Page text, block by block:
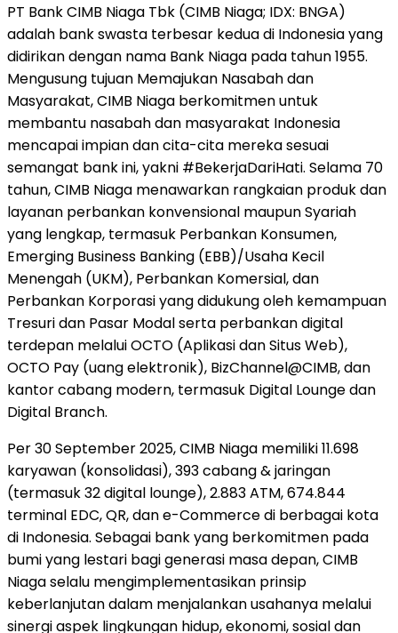
PT Bank CIMB Niaga Tbk (CIMB Niaga; IDX: BNGA)
adalah bank swasta terbesar kedua di Indonesia yang
didirikan dengan nama Bank Niaga pada tahun 1955.
Mengusung tujuan Memajukan Nasabah dan
Masyarakat, CIMB Niaga berkomitmen untuk
membantu nasabah dan masyarakat Indonesia
mencapai impian dan cita-cita mereka sesuai
semangat bank ini, yakni #BekerjaDariHati. Selama 70
tahun, CIMB Niaga menawarkan rangkaian produk dan
layanan perbankan konvensional maupun Syariah
yang lengkap, termasuk Perbankan Konsumen,
Emerging Business Banking (EBB)/Usaha Kecil
Menengah (UKM), Perbankan Komersial, dan
Perbankan Korporasi yang didukung oleh kemampuan
Tresuri dan Pasar Modal serta perbankan digital
terdepan melalui OCTO (Aplikasi dan Situs Web),
OCTO Pay (uang elektronik), BizChannel@CIMB, dan
kantor cabang modern, termasuk Digital Lounge dan
Digital Branch.
Per 30 September 2025, CIMB Niaga memiliki 11.698
karyawan (konsolidasi), 393 cabang & jaringan
(termasuk 32 digital lounge), 2.883 ATM, 674.844
terminal EDC, QR, dan e-Commerce di berbagai kota
di Indonesia. Sebagai bank yang berkomitmen pada
bumi yang lestari bagi generasi masa depan, CIMB
Niaga selalu mengimplementasikan prinsip
keberlanjutan dalam menjalankan usahanya melalui
sinergi aspek lingkungan hidup, ekonomi, sosial dan